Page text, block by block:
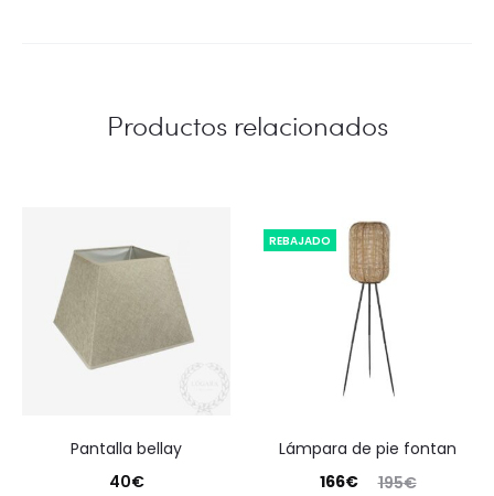
Productos relacionados
pantalla bellay
40€
REBAJADO
lámpara de pie fontan
195€
El
166€
El